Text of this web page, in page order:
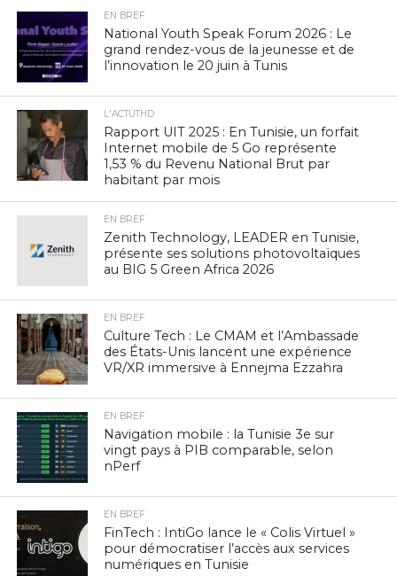
EN BREF
National Youth Speak Forum 2026 : Le
grand rendez-vous de la jeunesse et de
l’innovation le 20 juin à Tunis
L'ACTUTHD
Rapport UIT 2025 : En Tunisie, un forfait
Internet mobile de 5 Go représente
1,53 % du Revenu National Brut par
habitant par mois
EN BREF
Zenith Technology, LEADER en Tunisie,
présente ses solutions photovoltaïques
au BIG 5 Green Africa 2026
EN BREF
Culture Tech : Le CMAM et l’Ambassade
des États-Unis lancent une expérience
VR/XR immersive à Ennejma Ezzahra
EN BREF
Navigation mobile : la Tunisie 3e sur
vingt pays à PIB comparable, selon
nPerf
EN BREF
FinTech : IntiGo lance le « Colis Virtuel »
pour démocratiser l’accès aux services
numériques en Tunisie